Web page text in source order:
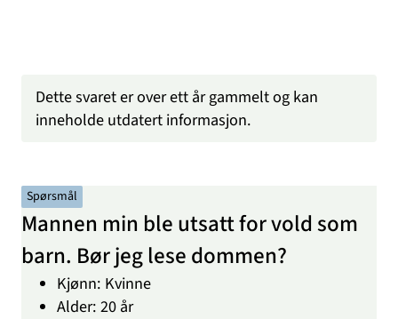
Dette svaret er over ett år gammelt og kan
inneholde utdatert informasjon.
Spørsmål
Mannen min ble utsatt for vold som
barn. Bør jeg lese dommen?
Kjønn: Kvinne
Alder: 20 år